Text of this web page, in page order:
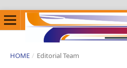
HOME / Editorial Team